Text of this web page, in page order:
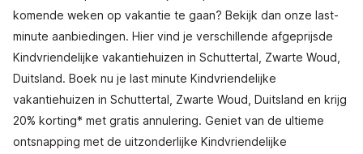
komende weken op vakantie te gaan? Bekijk dan onze last-
minute aanbiedingen. Hier vind je verschillende afgeprijsde
Kindvriendelijke vakantiehuizen in Schuttertal, Zwarte Woud,
Duitsland. Boek nu je last minute Kindvriendelijke
vakantiehuizen in Schuttertal, Zwarte Woud, Duitsland en krijg
20% korting* met gratis annulering. Geniet van de ultieme
ontsnapping met de uitzonderlijke Kindvriendelijke